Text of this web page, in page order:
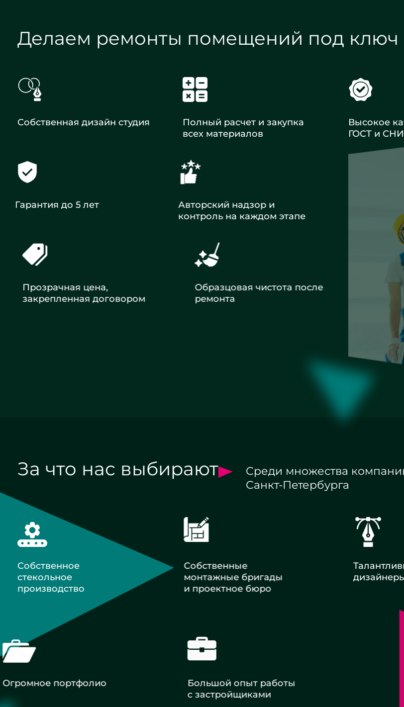
Делаем ремонты помещений под ключ
Собственная дизайн студия
Полный расчет и закупка
всех материалов
Высокое
ГОСТ и
Гарантия до 5 лет
Авторский надзор и
контроль на каждом этапе
Прозрачная цена,
закрепленная договором
Образцовая чистота после
ремонта
За что нас выбирают
Среди множества
Санкт-Петербурга
Собственное
стекольное
производство
Собственные
монтажные бригады
и проектное бюро
дизайнеры
Огромное портфолио
Большой опыт работы
с застройщиками